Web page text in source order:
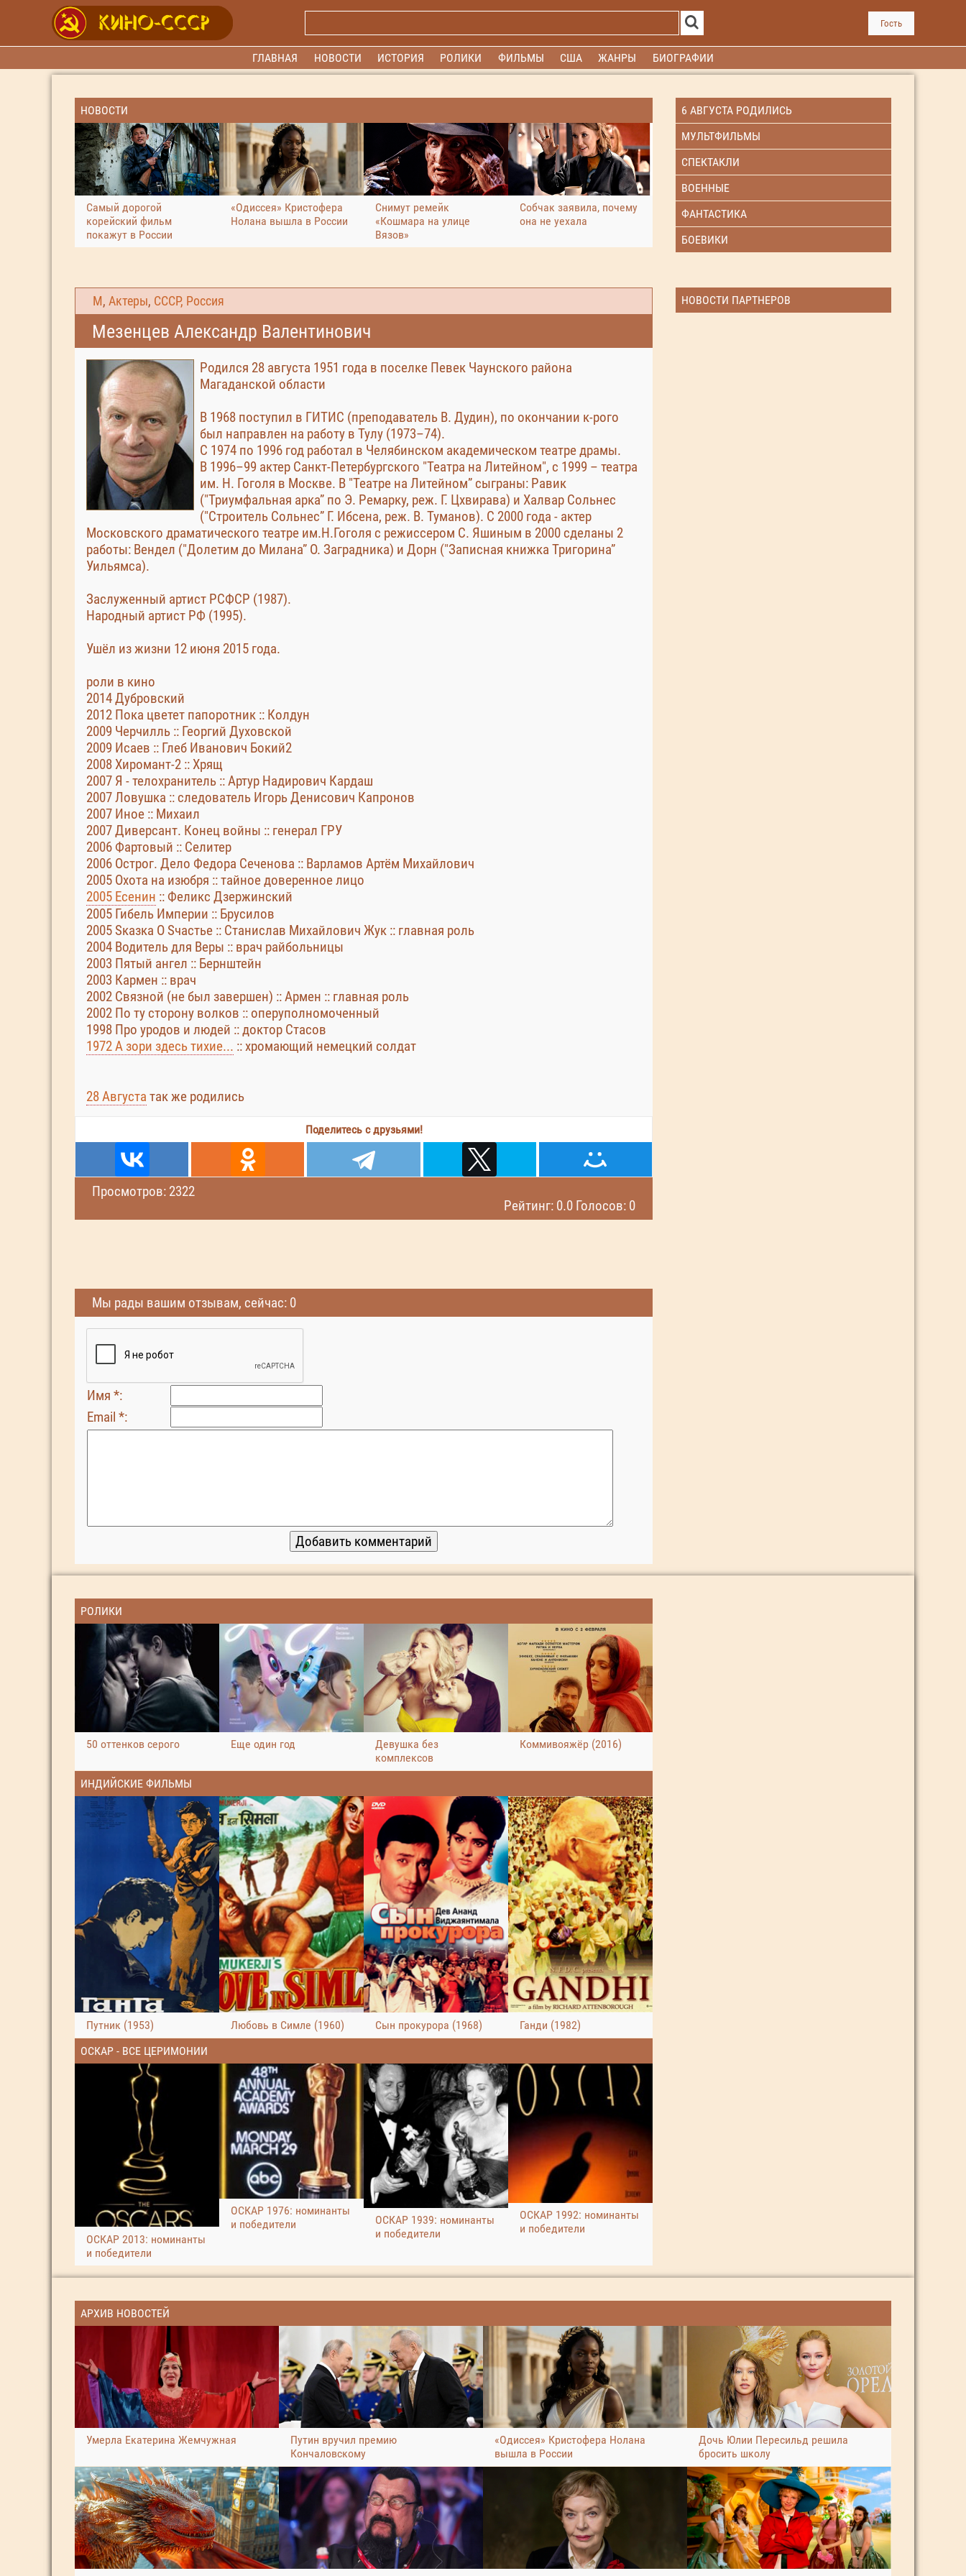
Гость
ГЛАВНАЯ НОВОСТИ ИСТОРИЯ РОЛИКИ ФИЛЬМЫ США ЖАНРЫ БИОГРАФИИ
НОВОСТИ
Самый дорогой
корейский фильм
покажут в России
«Одиссея» Кристофера
Нолана вышла в России
Снимут ремейк
«Кошмара на улице
Вязов»
Собчак заявила, почему
она не уехала
6 АВГУСТА РОДИЛИСЬ
МУЛЬТФИЛЬМЫ
СПЕКТАКЛИ
ВОЕННЫЕ
ФАНТАСТИКА
БОЕВИКИ
М , Актеры, СССР, Россия
Мезенцев Александр Валентинович
Родился 28 августа 1951 года в поселке Певек Чаунского района
Магаданской области
В 1968 поступил в ГИТИС (преподаватель В. Дудин), по окончании к-рого
был направлен на работу в Тулу (1973–74).
С 1974 по 1996 год работал в Челябинском академическом театре драмы.
В 1996–99 актер Санкт-Петербургского "Театра на Литейном", с 1999 – театра
им. Н. Гоголя в Москве. В "Театре на Литейном” сыграны: Равик
("Триумфальная арка” по Э. Ремарку, реж. Г. Цхвирава) и Халвар Сольнес
("Строитель Сольнес” Г. Ибсена, реж. В. Туманов). С 2000 года - актер
Московского драматического театре им.Н.Гоголя с режиссером С. Яшиным в 2000 сделаны 2
работы: Вендел ("Долетим до Милана” О. Заградника) и Дорн ("Записная книжка Тригорина”
Уильямса).
Заслуженный артист РСФСР (1987).
Народный артист РФ (1995).
Ушёл из жизни 12 июня 2015 года.
роли в кино
2014 Дубровский
2012 Пока цветет папоротник :: Колдун
2009 Черчилль :: Георгий Духовской
2009 Исаев :: Глеб Иванович Бокий2
2008 Хиромант-2 :: Хрящ
2007 Я - телохранитель :: Артур Надирович Кардаш
2007 Ловушка :: следователь Игорь Денисович Капронов
2007 Иное :: Михаил
2007 Диверсант. Конец войны :: генерал ГРУ
2006 Фартовый :: Селитер
2006 Острог. Дело Федора Сеченова :: Варламов Артём Михайлович
2005 Охота на изюбря :: тайное доверенное лицо
2005 Есенин :: Феликс Дзержинский
2005 Гибель Империи :: Брусилов
2005 Sказка O Sчастье :: Станислав Михайлович Жук :: главная роль
2004 Водитель для Веры :: врач райбольницы
2003 Пятый ангел :: Бернштейн
2003 Кармен :: врач
2002 Связной (не был завершен) :: Армен :: главная роль
2002 По ту сторону волков :: оперуполномоченный
1998 Про уродов и людей :: доктор Стасов
1972 А зори здесь тихие... :: хромающий немецкий солдат
28 Августа так же родились
Поделитесь с друзьями!
Просмотров: 2322
Рейтинг: 0.0 Голосов: 0
НОВОСТИ ПАРТНЕРОВ
Мы рады вашим отзывам, сейчас: 0
Имя *:
Email *:
РОЛИКИ
50 оттенков серого Еще один год
Девушка без
комплексов
Коммивояжёр (2016)
ИНДИЙСКИЕ ФИЛЬМЫ
Путник (1953) Любовь в Симле (1960) Сын прокурора (1968)
Ганди (1982)
ОСКАР - ВСЕ ЦЕРИМОНИИ
ОСКАР 2013: номинанты
и победители
ОСКАР 1976: номинанты
и победители
ОСКАР 1939: номинанты
и победители
ОСКАР 1992: номинанты
и победители
АРХИВ НОВОСТЕЙ
Умерла Екатерина Жемчужная
Путин вручил премию
Кончаловскому
«Одиссея» Кристофера Нолана
вышла в России
Дочь Юлии Пересильд решила
бросить школу